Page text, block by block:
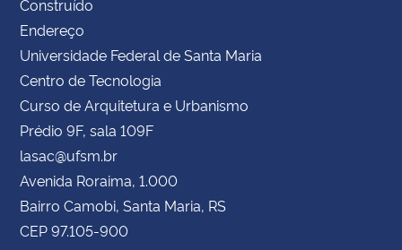
Construído
Endereço
Universidade Federal de Santa Maria
Centro de Tecnologia
Curso de Arquitetura e Urbanismo
Prédio 9F, sala 109F
lasac@ufsm.br
Avenida Roraima, 1.000
Bairro Camobi, Santa Maria, RS
CEP 97.105-900